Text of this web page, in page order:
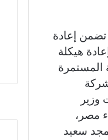
وقانون الكهرباء رقم 87 لسنة 2015 والذي تضمن إعادة
هيكلة
المستمرة
مصر،
سعيد